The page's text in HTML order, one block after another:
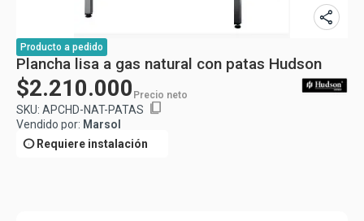
share
Producto a pedido
Plancha lisa a gas natural con patas Hudson
$2.210.000 Precio neto
info Requiere instalación
SKU: APCHD-NAT-PATAS content_copy
Vendido por: Marsol